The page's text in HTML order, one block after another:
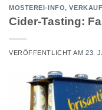
MOSTEREI-INFO,
Cider-Tasting:
VERÖFFENTLICHT AM23.